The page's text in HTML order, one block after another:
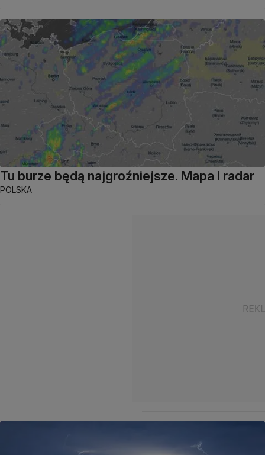
Tu burze będą najgroźniejsze. Mapa i radar
POLSKA